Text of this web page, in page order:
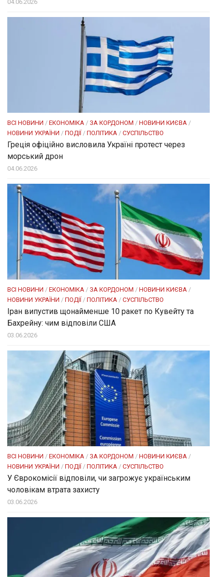
04.06.2026
ВСІ НОВИНИ / ЕКОНОМІКА / ЗА КОРДОНОМ / НОВИНИ КИЄВА /
НОВИНИ УКРАЇНИ / ПОДІЇ / ПОЛІТИКА / СУСПІЛЬСТВО
Греція офіційно висловила Україні протест через
морський дрон
04.06.2026
ВСІ НОВИНИ / ЕКОНОМІКА / ЗА КОРДОНОМ / НОВИНИ КИЄВА /
НОВИНИ УКРАЇНИ / ПОДІЇ / ПОЛІТИКА / СУСПІЛЬСТВО
Іран випустив щонайменше 10 ракет по Кувейту та
Бахрейну: чим відповіли США
03.06.2026
ВСІ НОВИНИ / ЕКОНОМІКА / ЗА КОРДОНОМ / НОВИНИ КИЄВА /
НОВИНИ УКРАЇНИ / ПОДІЇ / ПОЛІТИКА / СУСПІЛЬСТВО
У Єврокомісії відповіли, чи загрожує українським
чоловікам втрата захисту
03.06.2026